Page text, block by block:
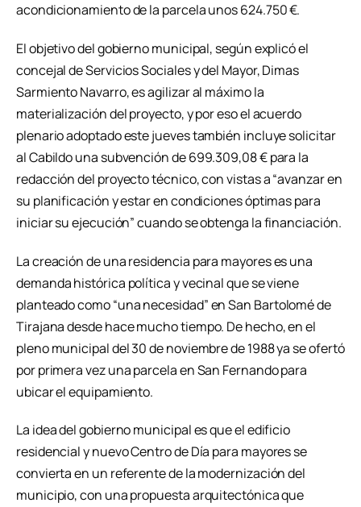
acondicionamiento de la parcela unos 624.750 €.
El objetivo del gobierno municipal, según explicó el
concejal de Servicios Sociales y del Mayor, Dimas
Sarmiento Navarro, es agilizar al máximo la
materialización del proyecto, y por eso el acuerdo
plenario adoptado este jueves también incluye solicitar
al Cabildo una subvención de 699.309,08 € para la
redacción del proyecto técnico, con vistas a “avanzar en
su planificación y estar en condiciones óptimas para
iniciar su ejecución” cuando se obtenga la financiación.
La creación de una residencia para mayores es una
demanda histórica política y vecinal que se viene
planteado como “una necesidad” en San Bartolomé de
Tirajana desde hace mucho tiempo. De hecho, en el
pleno municipal del 30 de noviembre de 1988 ya se ofertó
por primera vez una parcela en San Fernando para
ubicar el equipamiento.
La idea del gobierno municipal es que el edificio
residencial y nuevo Centro de Día para mayores se
convierta en un referente de la modernización del
municipio, con una propuesta arquitectónica que